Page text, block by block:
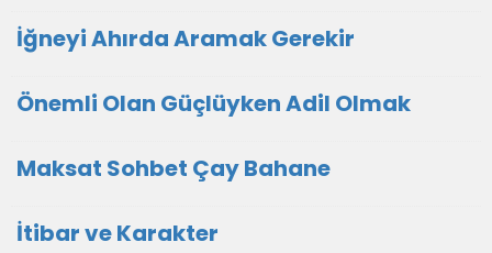
İğneyi Ahırda Aramak Gerekir
Önemli Olan Güçlüyken Adil Olmak
Maksat Sohbet Çay Bahane
İtibar ve Karakter